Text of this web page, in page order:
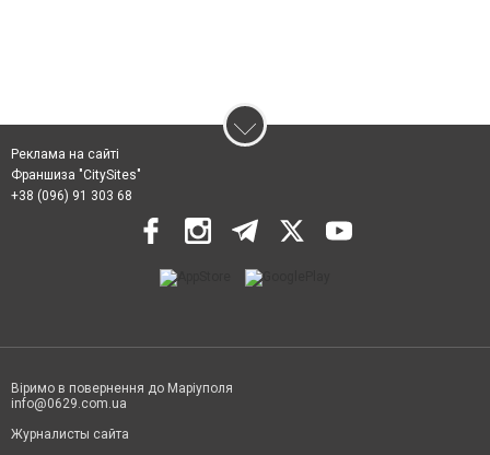
Реклама на сайті
Франшиза "CitySites"
+38 (096) 91 303 68
Віримо в повернення до Маріуполя
info@0629.com.ua
Журналисты сайта